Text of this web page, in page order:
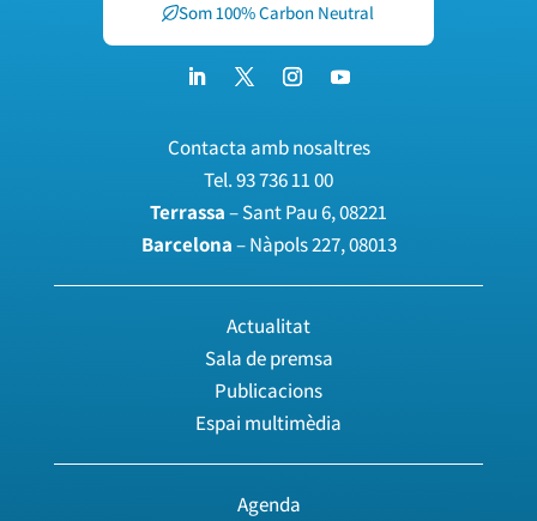
Som 100% Carbon Neutral
Contacta amb nosaltres
Tel.93 736 11 00
Terrassa– Sant Pau 6, 08221
Barcelona– Nàpols 227, 08013
Actualitat
Sala de premsa
Publicacions
Espai multimèdia
Agenda